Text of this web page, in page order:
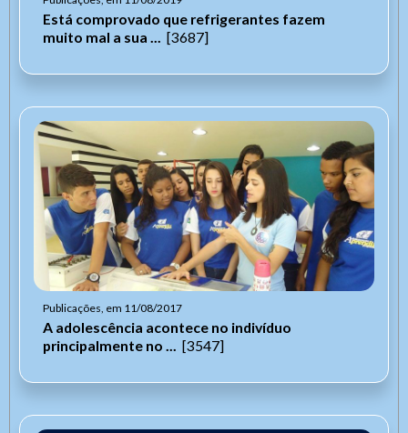
Está comprovado que refrigerantes fazem
muito mal a sua ... [3687]
Publicações, em 11/08/2017
A adolescência acontece no indivíduo
principalmente no ... [3547]